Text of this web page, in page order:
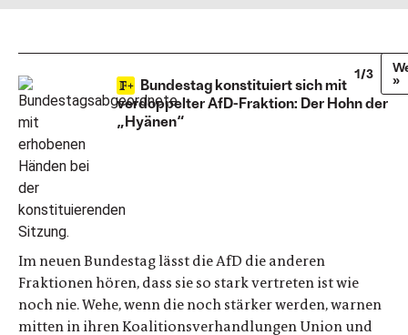
Bundestag konstituiert sich mit
verdoppelter AfD-Fraktion: Der Hohn der
„Hyänen“
Im neuen Bundestag lässt die AfD die anderen
Fraktionen hören, dass sie so stark vertreten ist wie
noch nie. Wehe, wenn die noch stärker werden, warnen
mitten in ihren Koalitionsverhandlungen Union und
1/3
»